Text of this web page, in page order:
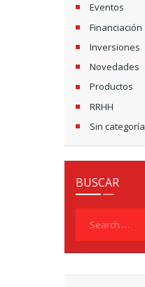
Eventos
Financiación
Inversiones
Novedades
Productos
RRHH
Sin categoría
BUSCAR